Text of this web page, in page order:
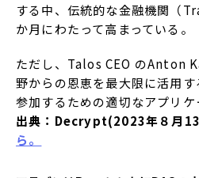
する中、伝統的な金融機関（
か月にわたって高まっている。
ただし、Talos CEO のAnton
野からの恩恵を最大限に活用
参加するための適切なアプリケ
出典：Decrypt(2023年８月13
ら。